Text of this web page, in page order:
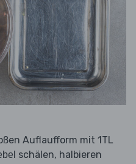
Auflaufform mit 1TL
schälen, halbieren